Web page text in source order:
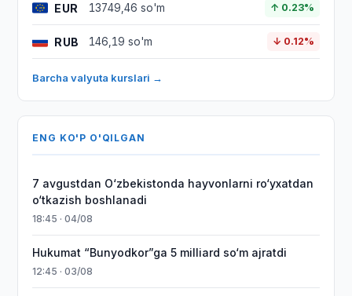
EUR 13749,46 so'm ↑ 0.23%
RUB 146,19 so'm ↓ 0.12%
Barcha valyuta kurslari →
ENG KO'P O'QILGAN
7 avgustdan O‘zbekistonda hayvonlarni ro‘yxatdan
o‘tkazish boshlanadi
18:45 · 04/08
Hukumat “Bunyodkor”ga 5 milliard so‘m ajratdi
12:45 · 03/08